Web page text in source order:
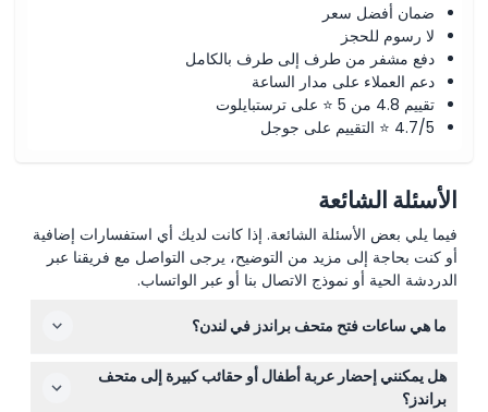
ضمان أفضل سعر
لا رسوم للحجز
دفع مشفر من طرف إلى طرف بالكامل
دعم العملاء على مدار الساعة
تقييم 4.8 من 5 ⭐ على ترستبايلوت
4.7/5 ⭐ التقييم على جوجل
الأسئلة الشائعة
فيما يلي بعض الأسئلة الشائعة. إذا كانت لديك أي استفسارات إضافية
أو كنت بحاجة إلى مزيد من التوضيح، يرجى التواصل مع فريقنا عبر
الدردشة الحية أو نموذج الاتصال بنا أو عبر الواتساب.
ما هي ساعات فتح متحف براندز في لندن؟
صباحًا حتى 5:00 مساءً، وفي يوم الأحد من الساعة 11:00 صباحًا
هل يمكنني إحضار عربة أطفال أو حقائب كبيرة إلى متحف
براندز؟